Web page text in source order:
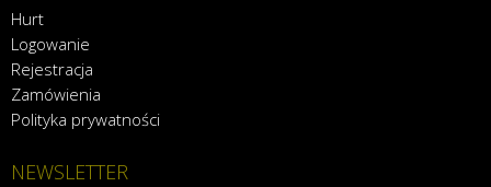
Hurt
Logowanie
Rejestracja
Zamówienia
Polityka prywatności
NEWSLETTER